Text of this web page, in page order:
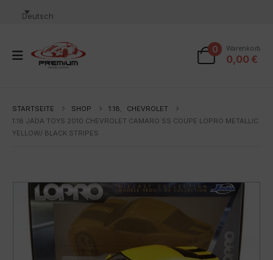
Deutsch
0 Warenkorb
0,00 €
STARTSEITE SHOP 1:18,
CHEVROLET
1:18 JADA TOYS 2010 CHEVROLET CAMARO SS COUPE LOPRO METALLIC
YELLOW/ BLACK STRIPES